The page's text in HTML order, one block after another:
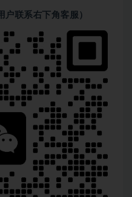
联系右下角客服）